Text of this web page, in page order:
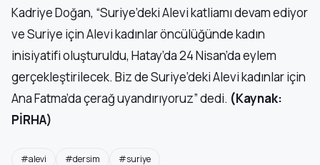
Kadriye Doğan, “Suriye’deki Alevi katliamı devam ediyor
ve Suriye için Alevi kadınlar öncülüğünde kadın
inisiyatifi oluşturuldu, Hatay’da 24 Nisan’da eylem
gerçekleştirilecek. Biz de Suriye’deki Alevi kadınlar için
Ana Fatma’da çerağ uyandırıyoruz” dedi. (Kaynak:
PİRHA)
#alevi #dersim #suriye